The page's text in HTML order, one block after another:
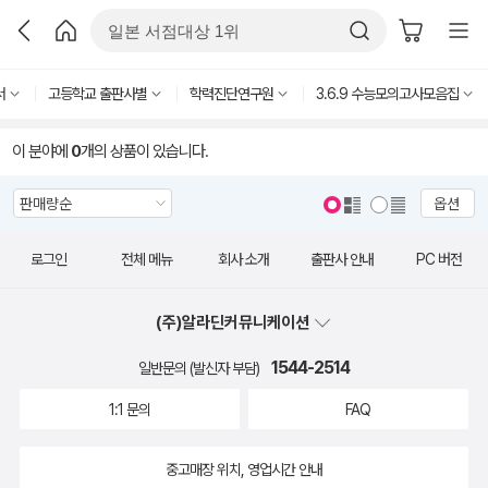
고등학교 출판사별 학력진단연구원 3.6.9 수능모의고사모음집
이 분야에 0개의 상품이 있습니다.
옵션
로그인 전체 메뉴 회사 소개 출판사 안내 PC 버전
(주)알라딘커뮤니케이션
일반문의 (발신자 부담) 1544-2514
1:1 문의 FAQ
중고매장 위치, 영업시간 안내